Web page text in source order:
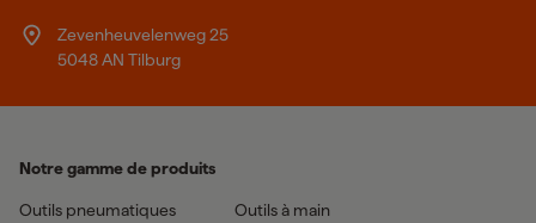
Zevenheuvelenweg 25
5048 AN Tilburg
Notre gamme de produits
Outils pneumatiques
Outils à main